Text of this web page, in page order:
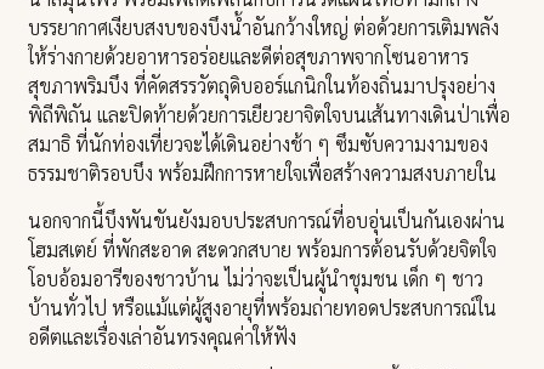
บรรยากาศเงียบสงบของบึงน้ำอันกว้างใหญ่ ต่อด้วยการเติมพลัง
ให้ร่างกายด้วยอาหารอร่อยและดีต่อสุขภาพจากโซนอาหาร
สุขภาพริมบึง ที่คัดสรรวัตถุดิบออร์แกนิกในท้องถิ่นมาปรุงอย่าง
พิถีพิถัน และปิดท้ายด้วยการเยียวยาจิตใจบนเส้นทางเดินป่าเพื่อ
สมาธิ ที่นักท่องเที่ยวจะได้เดินอย่างช้า ๆ ซึมซับความงามของ
ธรรมชาติรอบบึง พร้อมฝึกการหายใจเพื่อสร้างความสงบภายใน
นอกจากนี้บึงพันขันยังมอบประสบการณ์ที่อบอุ่นเป็นกันเองผ่าน
โฮมสเตย์ ที่พักสะอาด สะดวกสบาย พร้อมการต้อนรับด้วยจิตใจ
โอบอ้อมอารีของชาวบ้าน ไม่ว่าจะเป็นผู้นำชุมชน เด็ก ๆ ชาว
บ้านทั่วไป หรือแม้แต่ผู้สูงอายุที่พร้อมถ่ายทอดประสบการณ์ใน
อดีตและเรื่องเล่าอันทรงคุณค่าให้ฟัง